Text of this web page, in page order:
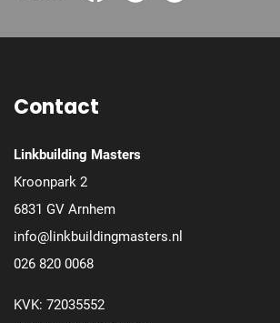
Contact
Linkbuilding Masters
Kroonpark 2
6831 GV Arnhem
info@linkbuildingmasters.nl
026 820 0068
KVK: 72035552